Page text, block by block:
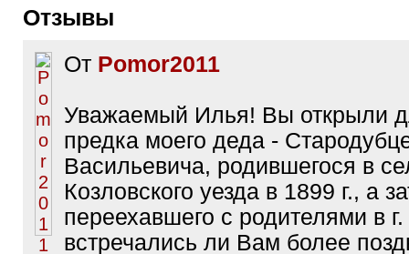
Отзывы
От Pomor2011
Уважаемый Илья! Вы открыли
предка моего деда -
Васильевича, родившегося в
Козловского уезда в 1899 г., а
переехавшего с родителями в
встречались ли Вам более